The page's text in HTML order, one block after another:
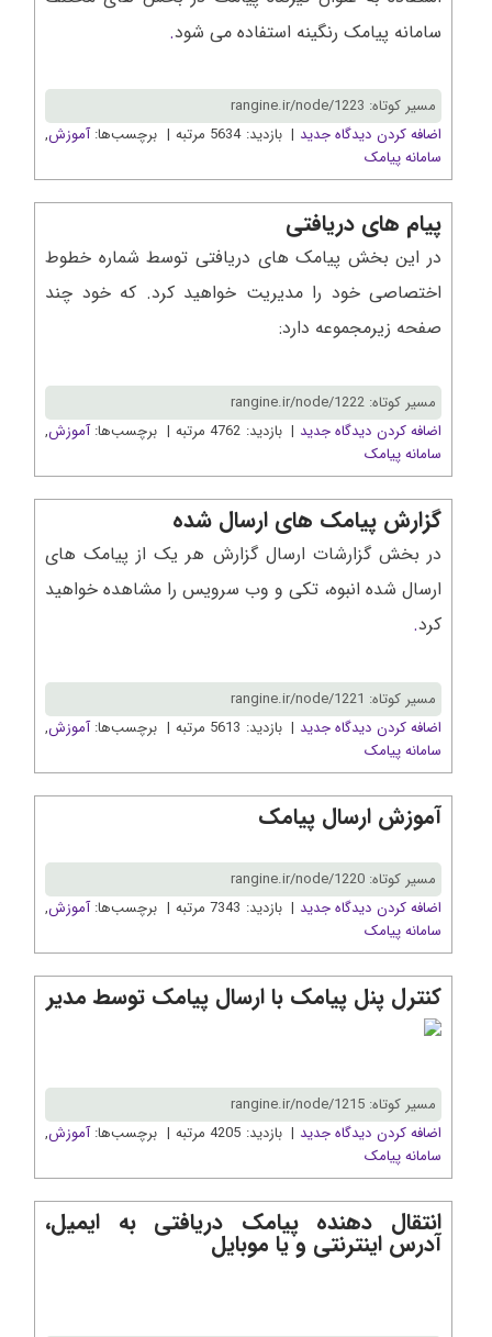
سامانه پیامک رنگینه استفاده می شود.
مسیر کوتاه: rangine.ir/node/1223
اضافه کردن دیدگاه جدید | بازدید: 5634 مرتبه | برچسب‌ها: آموزش,
سامانه پیامک
پیام های دریافتی
در این بخش پیامک های دریافتی توسط شماره خطوط
اختصاصی خود را مدیریت خواهید کرد. که خود چند
صفحه زیرمجموعه دارد:
مسیر کوتاه: rangine.ir/node/1222
اضافه کردن دیدگاه جدید | بازدید: 4762 مرتبه | برچسب‌ها: آموزش,
سامانه پیامک
گزارش پیامک های ارسال شده
در بخش گزارشات ارسال گزارش هر یک از پیامک های
ارسال شده انبوه، تکی و وب سرویس را مشاهده خواهید
کرد.
مسیر کوتاه: rangine.ir/node/1221
اضافه کردن دیدگاه جدید | بازدید: 5613 مرتبه | برچسب‌ها: آموزش,
سامانه پیامک
آموزش ارسال پیامک
مسیر کوتاه: rangine.ir/node/1220
اضافه کردن دیدگاه جدید | بازدید: 7343 مرتبه | برچسب‌ها: آموزش,
سامانه پیامک
کنترل پنل پیامک با ارسال پیامک توسط مدیر
مسیر کوتاه: rangine.ir/node/1215
اضافه کردن دیدگاه جدید | بازدید: 4205 مرتبه | برچسب‌ها: آموزش,
سامانه پیامک
انتقال دهنده پیامک دریافتی به ایمیل،
آدرس اینترنتی و یا موبایل